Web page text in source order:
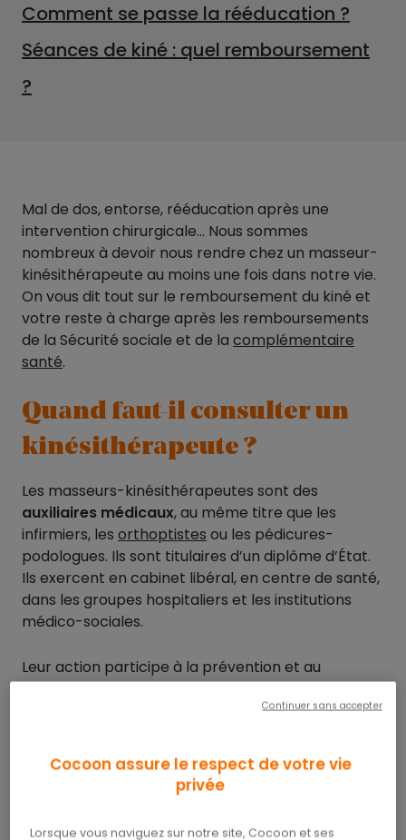
Comment se passe la rééducation ?
Séances de kiné : quel remboursement
?
Mal de dos, entorse, rééducation après une
intervention chirurgicale… Nous sommes
nombreux à devoir nous rendre chez un masseur-
kinésithérapeute au moins une fois dans notre vie.
On vous dit tout sur le remboursement du kiné et
votre reste à charge après les remboursements
de la Sécurité sociale et de la complémentaire
santé.
Quand faut-il consulter un
kinésithérapeute ?
Les masseurs-kinésithérapeutes sont des
auxiliaires médicaux, au même titre que les
infirmiers, les orthoptistes ou les pédicures-
podologues. Ils sont titulaires d’un diplôme d’État.
Ils exercent en cabinet libéral, en centre de santé,
dans les groupes hospitaliers et les institutions
médico-sociales.
Leur action participe à la prévention et au
traitement des troubles liés au mouvement, à la
motricité et à certaines fonctions du corps
Il n’y a pas de limite d’âgepour rencontrer un
kiné. Leur champ d’action s’étend des nouveau-
Cocoon assure le respect de votre vie
privée
Lorsque vous naviguez sur notre site, Cocoon et ses
Continuer sans accepter